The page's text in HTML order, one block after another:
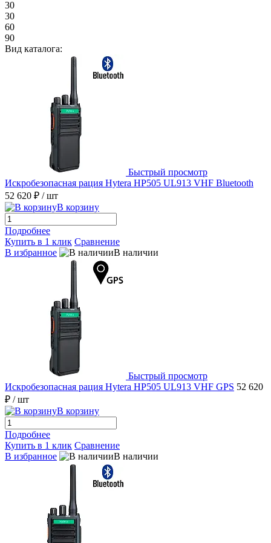
30
30
60
90
Вид каталога:
Быстрый просмотр
Искробезопасная рация Hytera HP505 UL913 VHF Bluetooth
52 620 ₽ / шт
В корзину
Подробнее
Купить в 1 клик Сравнение
В избранное
В наличии
Быстрый просмотр
Искробезопасная рация Hytera HP505 UL913 VHF GPS 52 620
₽ / шт
В корзину
Подробнее
Купить в 1 клик Сравнение
В избранное
В наличии